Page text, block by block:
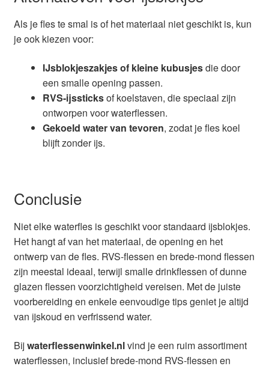
Als je fles te smal is of het materiaal niet geschikt is, kun
je ook kiezen voor:
IJsblokjeszakjes of kleine kubusjesdie door
een smalle opening passen.
RVS-ijssticksof koelstaven, die speciaal zijn
ontworpen voor waterflessen.
Gekoeld water van tevoren, zodat je fles koel
blijft zonder ijs.
Conclusie
Niet elke waterfles is geschikt voor standaard ijsblokjes.
Het hangt af van het materiaal, de opening en het
ontwerp van de fles. RVS-flessen en brede-mond flessen
zijn meestal ideaal, terwijl smalle drinkflessen of dunne
glazen flessen voorzichtigheid vereisen. Met de juiste
voorbereiding en enkele eenvoudige tips geniet je altijd
van ijskoud en verfrissend water.
Bijwaterflessenwinkel.nlvind je een ruim assortiment
waterflessen, inclusief brede-mond RVS-flessen en